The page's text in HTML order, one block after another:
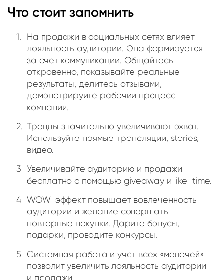
Что стоит запомнить
На продажи в социальных сетях влияет
лояльность аудитории. Она формируется
за счет коммуникации. Общайтесь
откровенно, показывайте реальные
результаты, делитесь отзывами,
демонстрируйте рабочий процесс
компании.
Тренды значительно увеличивают охват.
Используйте прямые трансляции, stories,
видео.
Увеличивайте аудиторию и продажи
бесплатно с помощью giveaway и like-time.
WOW-эффект повышает вовлеченность
аудитории и желание совершать
повторные покупки. Дарите бонусы,
подарки, проводите конкурсы.
Системная работа и учет всех «мелочей»
позволит увеличить лояльность аудитории
и продажи.